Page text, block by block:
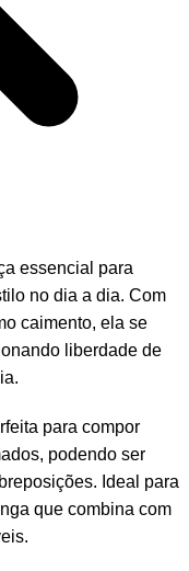
essencial para
no dia a dia. Com
caimento, ela se
liberdade de
para compor
podendo ser
Ideal para
que combina com